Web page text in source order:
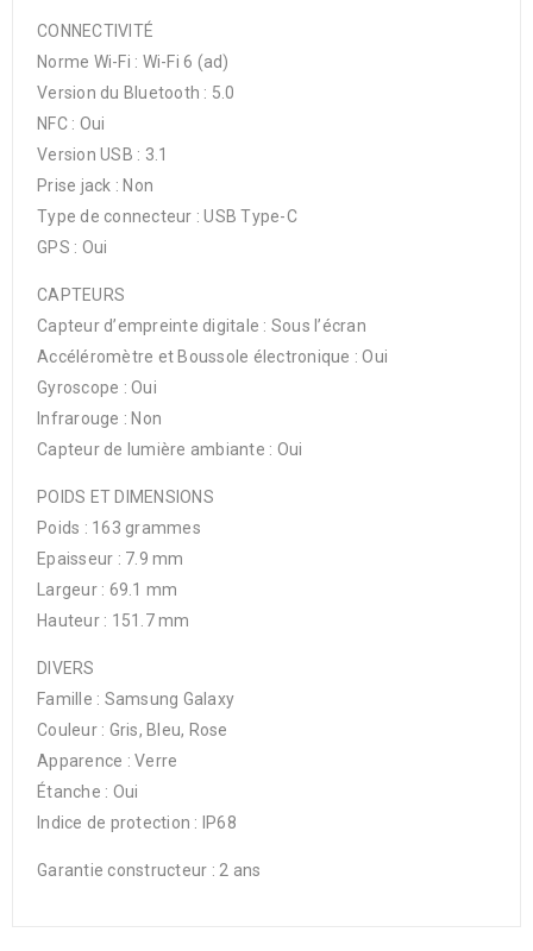
CONNECTIVITÉ
Norme Wi-Fi : Wi-Fi 6 (ad)
Version du Bluetooth : 5.0
NFC : Oui
Version USB : 3.1
Prise jack : Non
Type de connecteur : USB Type-C
GPS : Oui
CAPTEURS
Capteur d’empreinte digitale : Sous l’écran
Accéléromètre et Boussole électronique : Oui
Gyroscope : Oui
Infrarouge : Non
Capteur de lumière ambiante : Oui
POIDS ET DIMENSIONS
Poids : 163 grammes
Epaisseur : 7.9 mm
Largeur : 69.1 mm
Hauteur : 151.7 mm
DIVERS
Famille : Samsung Galaxy
Couleur : Gris, Bleu, Rose
Apparence : Verre
Étanche : Oui
Indice de protection : IP68
Garantie constructeur : 2 ans